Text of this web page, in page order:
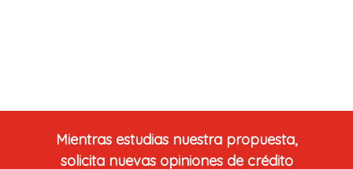
Mientras estudias nuestra propuesta,
solicita nuevas opiniones de crédito